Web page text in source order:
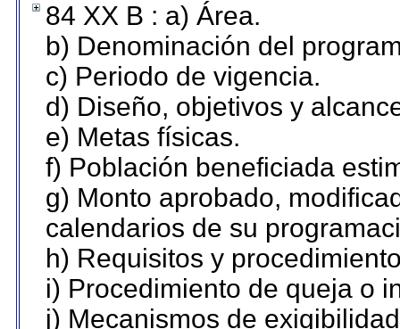
84 XX B : a) Área.
b) Denominación del
c) Periodo de vigencia.
d) Diseño, objetivos y
e) Metas físicas.
f) Población beneficiada
g) Monto aprobado,
calendarios de su
h) Requisitos y
i) Procedimiento de queja o
j) Mecanismos de